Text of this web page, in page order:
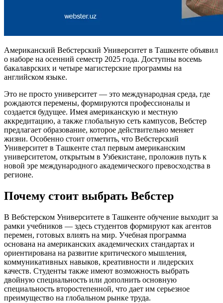
Американский Вебстерский Университет в Ташкенте объявил
о наборе на осенний семестр 2025 года. Доступны восемь
бакалаврских и четыре магистерские программы на
английском языке.
Это не просто университет — это международная среда, где
рождаются перемены, формируются профессионалы и
создается будущее. Имея американскую и местную
аккредитацию, а также глобальную сеть кампусов, Вебстер
предлагает образование, которое действительно меняет
жизни. Особенно стоит отметить, что Вебстерский
Университет в Ташкенте стал первым американским
университетом, открытым в Узбекистане, проложив путь к
новой эре международного академического превосходства в
регионе.
Почему стоит выбрать Вебстер
В Вебстерском Университете в Ташкенте обучение выходит за
рамки учебников — здесь студентов формируют как агентов
перемен, готовых влиять на мир. Учебная программа
основана на американских академических стандартах и
ориентирована на развитие критического мышления,
коммуникативных навыков, креативности и лидерских
качеств. Студенты также имеют возможность выбрать
двойную специальность или дополнить основную
специальность второстепенной, что дает им серьезное
преимущество на глобальном рынке труда.